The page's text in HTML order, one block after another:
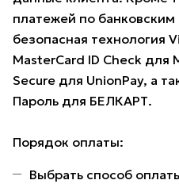
платежей по банковским
безопасная технология
MasterCard ID Check для
Secure для UnionPay, а
Пароль для БЕЛКАРТ.
Порядок оплаты:
Выбрать способ